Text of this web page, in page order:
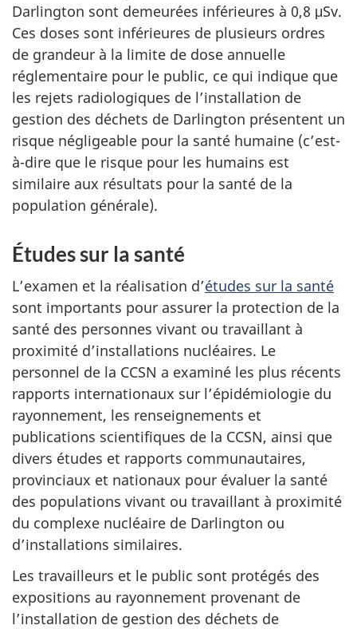
Darlington sont demeurées inférieures à 0,8 μSv.
Ces doses sont inférieures de plusieurs ordres
de grandeur à la limite de dose annuelle
réglementaire pour le public, ce qui indique que
les rejets radiologiques de l’installation de
gestion des déchets de Darlington présentent un
risque négligeable pour la santé humaine (c’est-
à-dire que le risque pour les humains est
similaire aux résultats pour la santé de la
population générale).
Études sur la santé
L’examen et la réalisation d’études sur la santé
sont importants pour assurer la protection de la
santé des personnes vivant ou travaillant à
proximité d’installations nucléaires. Le
personnel de la CCSN a examiné les plus récents
rapports internationaux sur l’épidémiologie du
rayonnement, les renseignements et
publications scientifiques de la CCSN, ainsi que
divers études et rapports communautaires,
provinciaux et nationaux pour évaluer la santé
des populations vivant ou travaillant à proximité
du complexe nucléaire de Darlington ou
d’installations similaires.
Les travailleurs et le public sont protégés des
expositions au rayonnement provenant de
l’installation de gestion des déchets de